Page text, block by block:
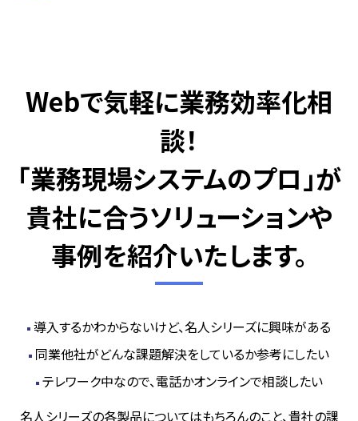
Webで気軽に業務効率化相
談！
「業務現場システムのプロ」が
貴社に合うソリューションや
事例を紹介いたします。
導入するかわからないけど、名人シリーズに興味がある
同業他社がどんな課題解決をしているか参考にしたい
テレワーク中なので、電話かオンラインで相談したい
名人シリーズの各製品についてはもちろんのこと、貴社の課